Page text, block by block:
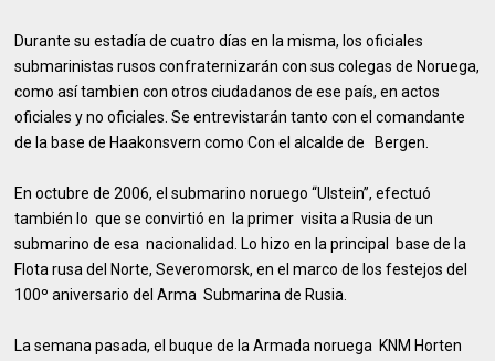
Durante su estadía de cuatro días en la misma, los oficiales
submarinistas rusos confraternizarán con sus colegas de Noruega,
como así tambien con otros ciudadanos de ese país, en actos
oficiales y no oficiales. Se entrevistarán tanto con el comandante
de la base de Haakonsvern como Con el alcalde de Bergen.
En octubre de 2006, el submarino noruego “Ulstein”, efectuó
también lo que se convirtió en la primer visita a Rusia de un
submarino de esa nacionalidad. Lo hizo en la principal base de la
Flota rusa del Norte, Severomorsk, en el marco de los festejos del
100º aniversario del Arma Submarina de Rusia.
La semana pasada, el buque de la Armada noruega KNM Horten